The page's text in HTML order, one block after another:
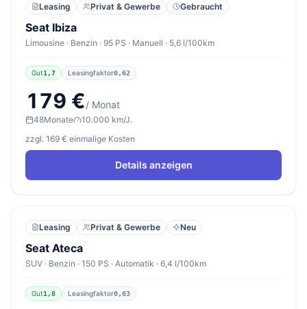
Leasing Privat & Gewerbe Gebraucht
Seat Ibiza
Limousine · Benzin · 95 PS · Manuell · 5,6 l/100km
Gut1,7 Leasingfaktor0,62
179 €/ Monat
48Monate
10.000 km/J.
zzgl. 169 € einmalige Kosten
Details anzeigen
Leasing Privat & Gewerbe Neu
Seat Ateca
SUV · Benzin · 150 PS · Automatik · 6,4 l/100km
Gut1,8 Leasingfaktor0,63